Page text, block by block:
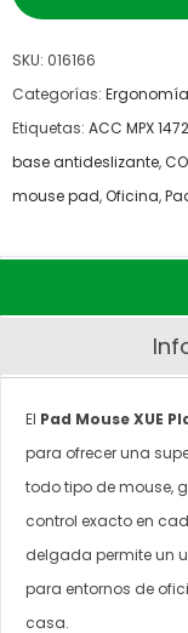
SKU: 016166
Categorías: Ergonomía
Etiquetas: ACC MPX 1472
base antideslizante,
mouse pad,Oficina,
El Pad Mouse XUE
para ofrecer una
todo tipo de mouse,
control exacto en
delgada permite un
para entornos de
casa.